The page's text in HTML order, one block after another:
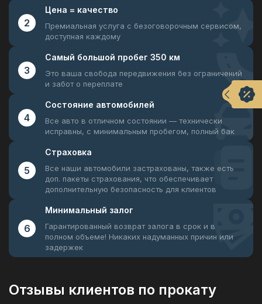
2
Цена = качество
Премиальная услуга с безоговорочным сервисом,
доступная каждому
3
Самый большой пробег 350 км
Это ваша свобода передвижения без ограничений
и забот о переплате
4
Состояние автомобилей
Все авто в отличном состоянии — технически
исправны, с минимальным пробегом, полный бак
5
Страховка
Все наши автомобили застрахованы, также есть
доп. пакеты страхования, что обеспечивает
дополнительную безопасность для клиентов
6
Минимальный залог
Гарантированный возврат залога в срок и в
полном объеме! Никаких надуманных причин или
задержек
Отзывы клиентов по прокату